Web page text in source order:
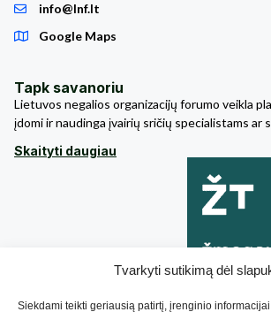
Tvarkyti sutikimą dėl
Siekdami teikti geriausią patirtį, įrenginio
info@lnf.lt
Google Maps
Tapk savanoriu
Lietuvos negalios organizacijų forumo veikla
įdomi ir naudinga įvairių sričių specialistams ar
Skaityti daugiau